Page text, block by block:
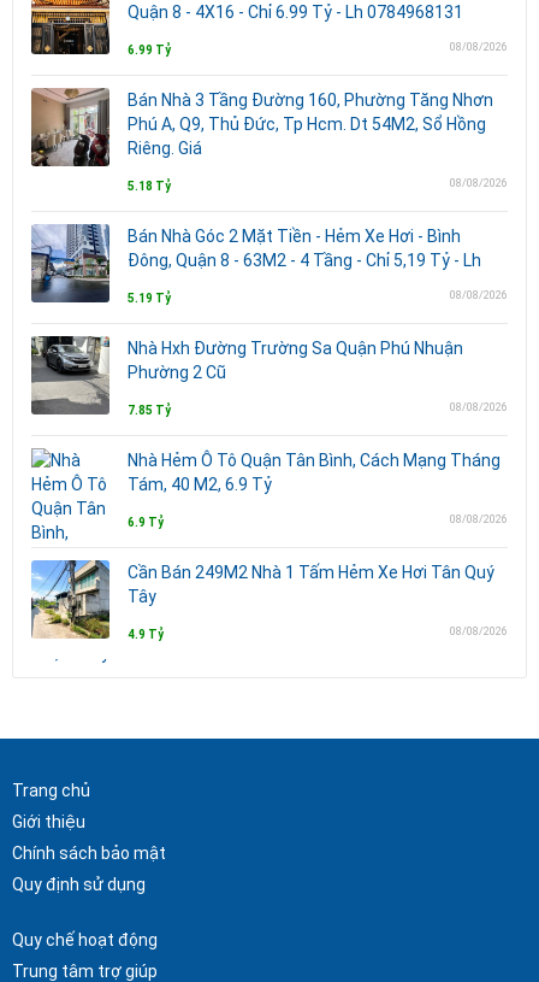
Quận 8 - 4X16 - Chỉ 6.99 Tỷ - Lh 0784968131
6.99 Tỷ 08/08/2026
Bán Nhà 3 Tầng Đường 160, Phường Tăng Nhơn
Phú A, Q9, Thủ Đức, Tp Hcm. Dt 54M2, Sổ Hồng
Riêng. Giá
5.18 Tỷ 08/08/2026
Bán Nhà Góc 2 Mặt Tiền - Hẻm Xe Hơi - Bình
Đông, Quận 8 - 63M2 - 4 Tầng - Chỉ 5,19 Tỷ - Lh
5.19 Tỷ 08/08/2026
Nhà Hxh Đường Trường Sa Quận Phú Nhuận
Phường 2 Cũ
7.85 Tỷ 08/08/2026
Nhà Hẻm Ô Tô Quận Tân Bình, Cách Mạng Tháng
Tám, 40 M2, 6.9 Tỷ
6.9 Tỷ 08/08/2026
Cần Bán 249M2 Nhà 1 Tấm Hẻm Xe Hơi Tân Quý
Tây
4.9 Tỷ 08/08/2026
Trang chủ
Giới thiệu
Chính sách bảo mật
Quy định sử dụng
Quy chế hoạt động
Trung tâm trợ giúp